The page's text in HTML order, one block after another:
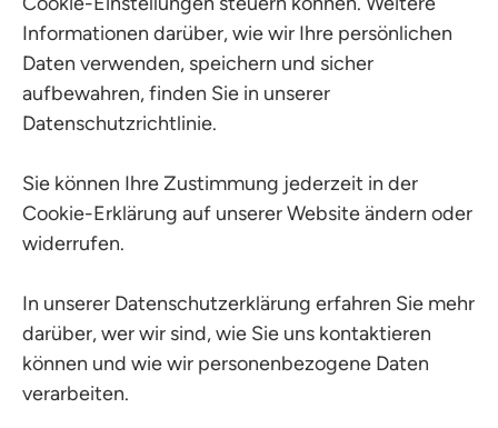
Informationen darüber, wie wir Ihre persönlichen
Daten verwenden, speichern und sicher
aufbewahren, finden Sie in unserer
Datenschutzrichtlinie.
Sie können Ihre Zustimmung jederzeit in der
Cookie-Erklärung auf unserer Website ändern oder
widerrufen.
In unserer Datenschutzerklärung erfahren Sie mehr
darüber, wer wir sind, wie Sie uns kontaktieren
können und wie wir personenbezogene Daten
verarbeiten.